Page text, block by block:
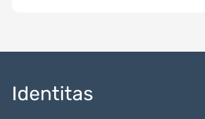
Identitas